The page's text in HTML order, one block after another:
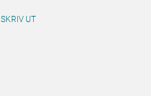
SKRIV UT